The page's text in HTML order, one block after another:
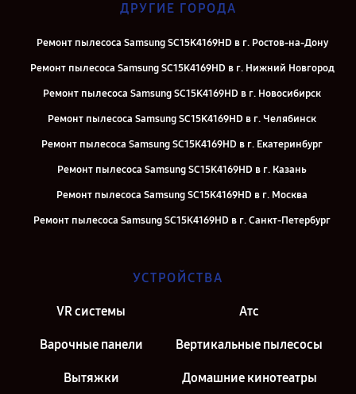
ДРУГИЕ ГОРОДА
Ремонт пылесоса Samsung SC15K4169HD в г. Ростов-на-Дону
Ремонт пылесоса Samsung SC15K4169HD в г. Нижний Новгород
Ремонт пылесоса Samsung SC15K4169HD в г. Новосибирск
Ремонт пылесоса Samsung SC15K4169HD в г. Челябинск
Ремонт пылесоса Samsung SC15K4169HD в г. Екатеринбург
Ремонт пылесоса Samsung SC15K4169HD в г. Казань
Ремонт пылесоса Samsung SC15K4169HD в г. Москва
Ремонт пылесоса Samsung SC15K4169HD в г. Санкт-Петербург
УСТРОЙСТВА
VR системы Атс
Варочные панели Вертикальные пылесосы
Вытяжки Домашние кинотеатры